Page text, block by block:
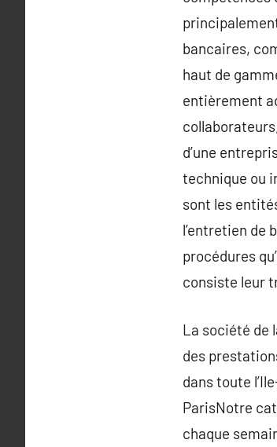
bancaires,
haut de
entièrement
d’une
technique ou
sont les
l’entretien de
procédures
consiste leur
La société de
des
dans toute
ParisNotre
chaque